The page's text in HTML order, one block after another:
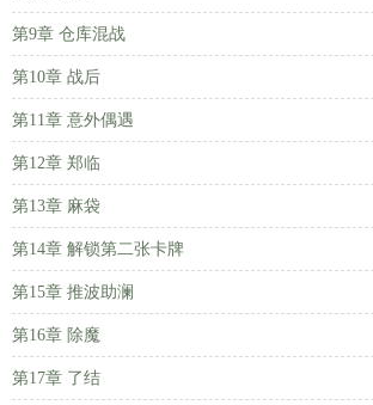
第9章 仓库混战
第10章 战后
第11章 意外偶遇
第12章 郑临
第13章 麻袋
第14章 解锁第二张卡牌
第15章 推波助澜
第16章 除魔
第17章 了结